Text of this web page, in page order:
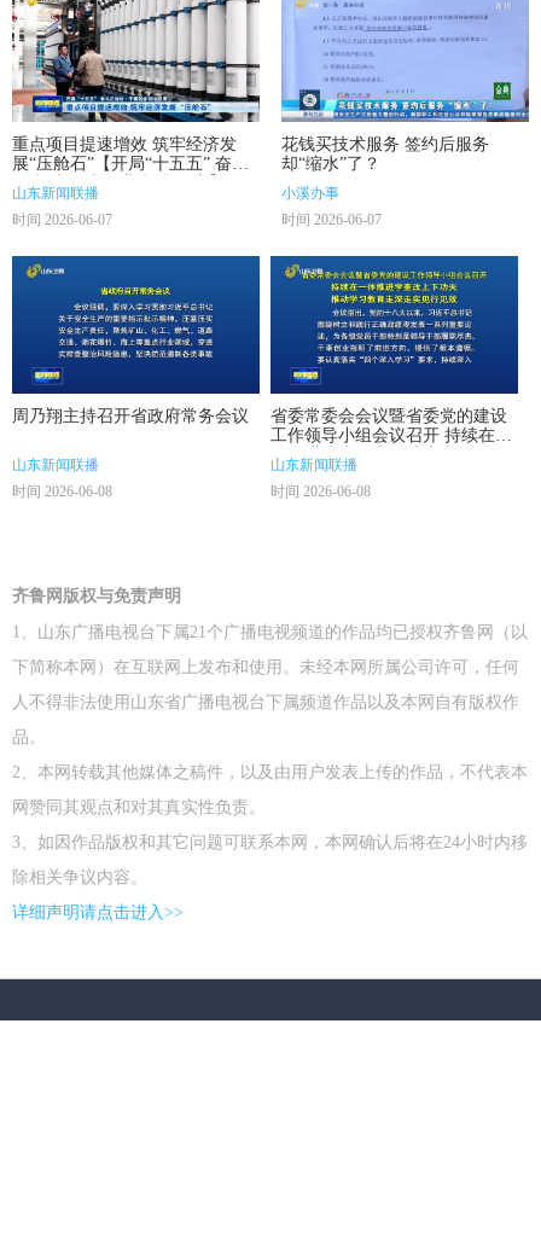
重点项目提速增效 筑牢经济发
展“压舱石”【开局“十五五” 奋斗
正当时·干事创业 担当尽责】
山东新闻联播
时间 2026-06-07
花钱买技术服务 签约后服务
却“缩水”了？
小溪办事
时间 2026-06-07
周乃翔主持召开省政府常务会议
山东新闻联播
时间 2026-06-08
省委常委会会议暨省委党的建设
工作领导小组会议召开 持续在一
体推进学查改上下功夫 推动学习
教育走深走实见行见效
山东新闻联播
时间 2026-06-08
齐鲁网版权与免责声明
1、山东广播电视台下属21个广播电视频道的作品均已授权齐鲁网（以
下简称本网）在互联网上发布和使用。未经本网所属公司许可，任何
人不得非法使用山东省广播电视台下属频道作品以及本网自有版权作
品。
2、本网转载其他媒体之稿件，以及由用户发表上传的作品，不代表本
网赞同其观点和对其真实性负责。
3、如因作品版权和其它问题可联系本网，本网确认后将在24小时内移
除相关争议内容。
详细声明请点击进入>>